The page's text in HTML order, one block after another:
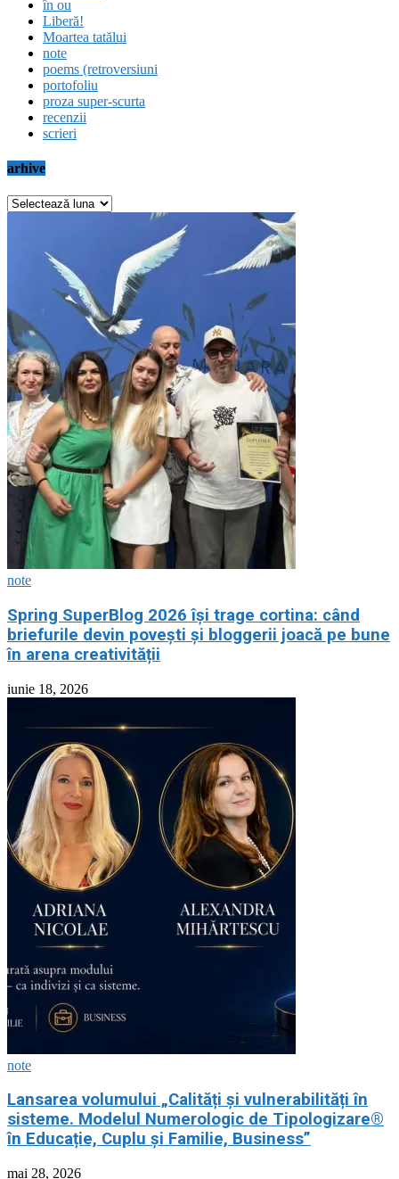
în ou
Liberă!
Moartea tatălui
note
poems (retroversiuni
portofoliu
proza super-scurta
recenzii
scrieri
arhive
arhive
note
Spring SuperBlog 2026 își trage cortina: când
briefurile devin povești și bloggerii joacă pe bune
în arena creativității
iunie 18, 2026
note
Lansarea volumului „Calități și vulnerabilități în
sisteme. Modelul Numerologic de Tipologizare®
în Educație, Cuplu și Familie, Business”
mai 28, 2026